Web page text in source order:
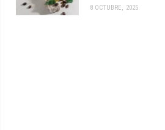
8 OCTUBRE, 2025